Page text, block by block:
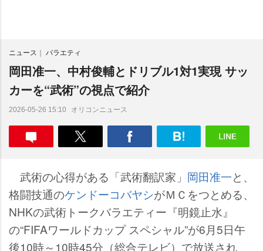
ニュース バラエティ
岡田准一、中村俊輔とドリブル1対1実現 サッ
カーを“武術”の視点で紹介
2026-05-26 15:10 オリコンニュース
武術の心得がある「武術翻訳家」 岡田准一と、
格闘技通のケンドーコバヤシがＭＣをつとめる、
NHKの武術トークバラエティー『明鏡止水』
の“FIFAワールドカップ スペシャル”が6月5日午
後10時～10時45分（総合テレビ）で放送され